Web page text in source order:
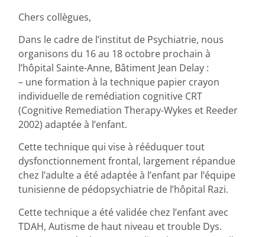
Chers collègues,
Dans le cadre de l’institut de Psychiatrie, nous
organisons du 16 au 18 octobre prochain à
l’hôpital Sainte-Anne, Bâtiment Jean Delay :
– une formation à la technique papier crayon
individuelle de remédiation cognitive CRT
(Cognitive Remediation Therapy-Wykes et Reeder
2002) adaptée à l’enfant.
Cette technique qui vise à rééduquer tout
dysfonctionnement frontal, largement répandue
chez l’adulte a été adaptée à l’enfant par l’équipe
tunisienne de pédopsychiatrie de l’hôpital Razi.
Cette technique a été validée chez l’enfant avec
TDAH, Autisme de haut niveau et trouble Dys.